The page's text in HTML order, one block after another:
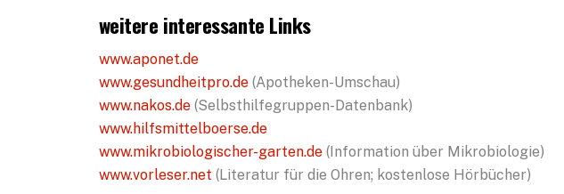
weitere interessante Links
www.aponet.de
www.gesundheitpro.de(Apotheken-Umschau)
www.nakos.de(Selbsthilfegruppen-Datenbank)
www.hilfsmittelboerse.de
www.mikrobiologischer-garten.de(Information über Mikrobiologie)
www.vorleser.net (Literatur für die Ohren; kostenlose Hörbücher)